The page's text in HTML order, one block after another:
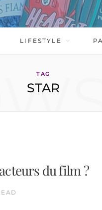
LIFESTYLE
TAG
STAR
du film ?